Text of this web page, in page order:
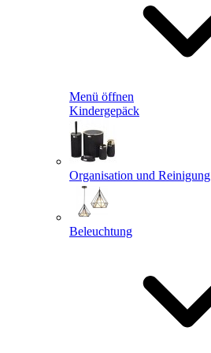
Menü öffnen
Kindergepäck
Organisation und Reinigung
Beleuchtung